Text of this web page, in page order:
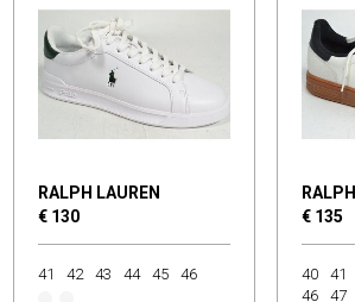
RALPH LAUREN
€ 130
41 42 43 44 45 46
€ 135
40 41
46
47